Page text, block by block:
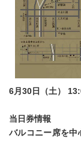
6月30日（土）
当日券情報
バルコニー席を中